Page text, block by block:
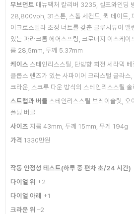
무브먼트 매뉴팩처 칼리버 3235, 셀프와인딩
28,800vph, 31스톤, 스톱 세컨드, 퀵 데이트,
이크로스텔라 조정 너트를 갖춘 글루시듀어 밸
있는 파라크롬 헤어스프링, 크로너지 이스케이
름 28,5mm, 두께 5.37mm
케이스 스테인리스스틸, 단방향 회전 세라믹
클롭스 렌즈가 있는 사파이어 크리스털 글라스,
크라운, 스크루 다운 방식의 스테인리스스틸 솔
스트랩과 버클 스테인리스스틸 브레이슬릿, 오
폴딩 버클
사이즈 지름 43mm, 두께 15mm, 무게 194g
가격 1330만원
작동 안정성 테스트(하루 중 편차 초/24 시간)
다이얼 위 +2
다이얼 아래 +1
크라운 위 –2